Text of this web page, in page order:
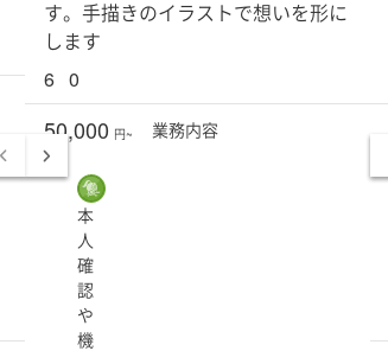
す。手描きのイラストで想いを形に
します
6 0
50,000 円~ 業務内容
本
人
確
認
や
機